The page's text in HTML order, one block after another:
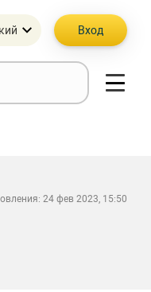
Вход
24 фев 2023, 15:50